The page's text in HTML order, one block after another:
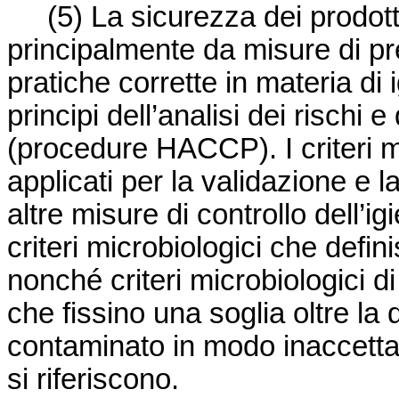
(5) La sicurezza dei
principalmente da misure di
pratiche corrette in materia di
principi dell’analisi dei rischi
(procedure HACCP). I criteri
applicati per la validazione e
altre misure di controllo
criteri microbiologici che
nonché criteri microbiologici
che fissino una soglia oltre la
contaminato in modo
si riferiscono.